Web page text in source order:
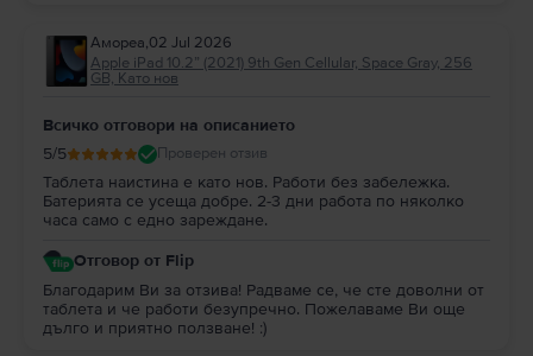
Амореа,02 Jul 2026
Apple iPad 10.2” (2021) 9th Gen Cellular, Space Gray, 256
GB, Като нов
Всичко отговори на описанието
5/5 Проверен отзив
Таблета наистина е като нов. Работи без забележка.
Батерията се усеща добре. 2-3 дни работа по няколко
часа само с едно зареждане.
Отговор от Flip
Благодарим Ви за отзива! Радваме се, че сте доволни от
таблета и че работи безупречно. Пожелаваме Ви още
дълго и приятно ползване! :)